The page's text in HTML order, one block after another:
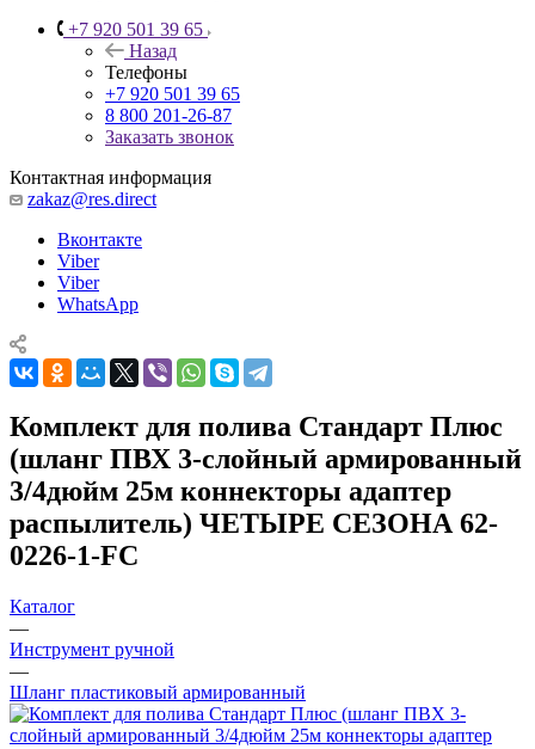
+7 920 501 39 65
Назад
Телефоны
+7 920 501 39 65
8 800 201-26-87
Заказать звонок
Контактная информация
zakaz@res.direct
Вконтакте
Viber
Viber
WhatsApp
Комплект для полива Стандарт Плюс
(шланг ПВХ 3-слойный армированный
3/4дюйм 25м коннекторы адаптер
распылитель) ЧЕТЫРЕ СЕЗОНА 62-
0226-1-FC
Каталог
—
Инструмент ручной
—
Шланг пластиковый армированный